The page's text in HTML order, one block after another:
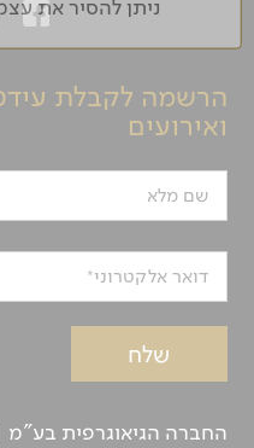
הרשמה לקבלת
ואירועים
שם מלא
דואר אלקטרוני
ניתן להסיר את